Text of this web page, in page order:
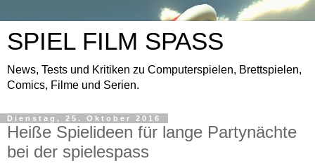
SPIEL FILM SPASS
News, Tests und Kritiken zu Computerspielen, Brettspielen,
Comics, Filme und Serien.
Dienstag, 25. Oktober 2016
Heiße Spielideen für lange Partynächte
bei der spielespass